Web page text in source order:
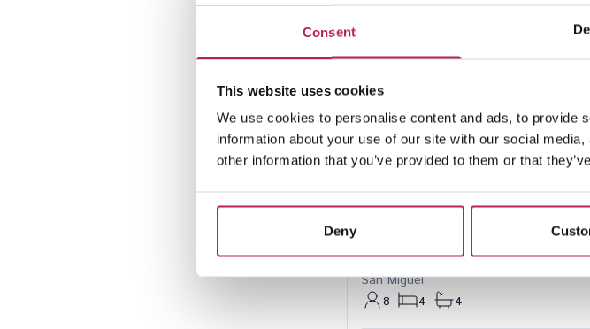
Consent
This website uses cookies
We use cookies to personalise content and ads, to provide
information about your use of our site with our social
other information that you’ve provided to them or that
Deny
Can Soleada
San Miguel
8
4 4